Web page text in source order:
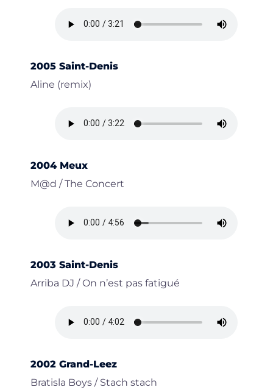
2005 Saint-Denis
Aline (remix)
2004 Meux
M@d / The Concert
2003 Saint-Denis
Arriba DJ / On n’est pas fatigué
2002 Grand-Leez
Bratisla Boys / Stach stach